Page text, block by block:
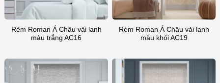
Rèm Roman Á Châu vải lanh
màu trắng AC16
Rèm Roman Á Châu vải lanh
màu khói AC19